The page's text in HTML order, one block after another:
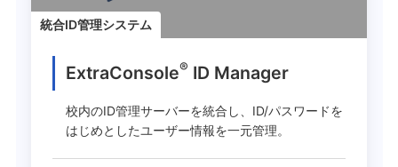
統合ID管理システム
ExtraConsole® ID Manager
校内のID管理サーバーを統合し、ID/パスワードを
はじめとしたユーザー情報を一元管理。